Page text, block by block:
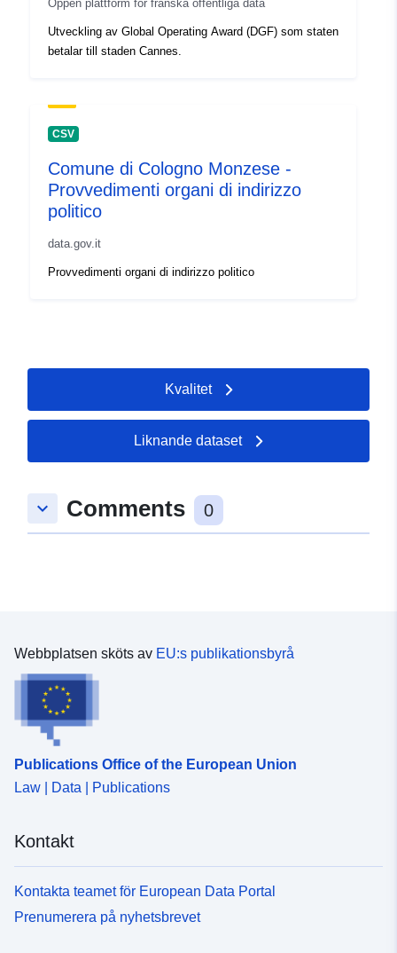
Öppen plattform för franska offentliga data
Utveckling av Global Operating Award (DGF) som staten
betalar till staden Cannes.
CSV
Comune di Cologno Monzese -
Provvedimenti organi di indirizzo
politico
data.gov.it
Provvedimenti organi di indirizzo politico
Kvalitet
Liknande dataset
keyboard_arrow_down Comments 0
Webbplatsen sköts av EU:s publikationsbyrå
Publications Office of the European Union
Law | Data | Publications
Kontakt
Kontakta teamet för European Data Portal
Prenumerera på nyhetsbrevet